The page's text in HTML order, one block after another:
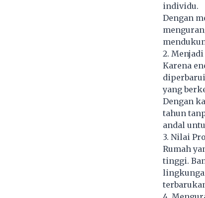
individu.
Dengan
2.
Karena
yang
Dengan
tahun
andal
3. Nilai
Rumah
tinggi.